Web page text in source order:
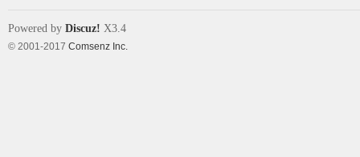
Powered by Discuz! X3.4
© 2001-2017 Comsenz Inc.